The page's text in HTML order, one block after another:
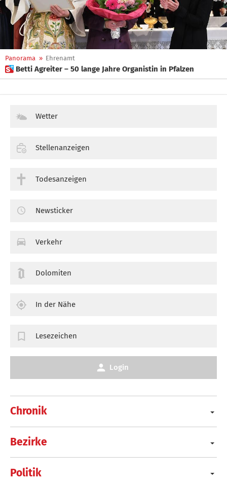
Panorama » Ehrenamt
 Betti Agreiter – 50 lange Jahre Organistin in Pfalzen
Chronik
Bezirke
Politik
Wetter
Stellenanzeigen
Todesanzeigen
Newsticker
Verkehr
Dolomiten
In der Nähe
Lesezeichen
Login